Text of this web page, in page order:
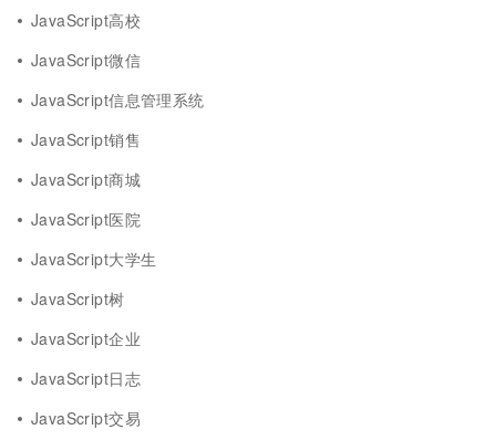
JavaScript高校
JavaScript微信
JavaScript信息管理系统
JavaScript销售
JavaScript商城
JavaScript医院
JavaScript大学生
JavaScript树
JavaScript企业
JavaScript日志
JavaScript交易